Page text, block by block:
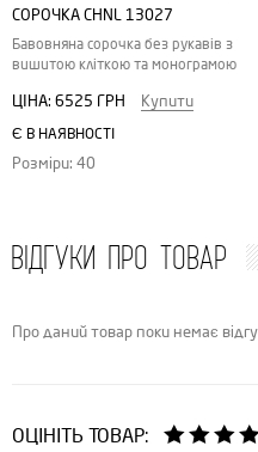
СОРОЧКА CHNL 13027
Бавовняна сорочка без рукавів з
вишитою кліткою та монограмою
ЦІНА: 6525 ГРН Купити
Є В НАЯВНОСТІ
Розміри: 40
ВІДГУКИ ПРО ТОВАР
Про даний товар поки немає
ОЦІНІТЬ ТОВАР: